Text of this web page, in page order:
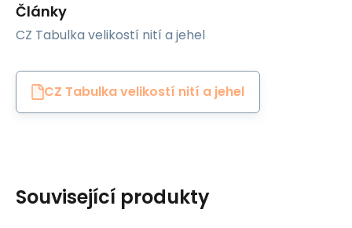
Články
CZ Tabulka velikostí nití a jehel
CZ Tabulka velikostí nití a jehel
Související produkty